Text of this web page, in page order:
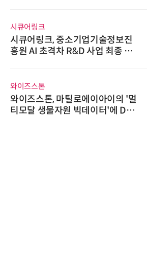
시큐어링크
시큐어링크, 중소기업기술정보진
흥원 AI 초격차 R&D 사업 최종 선
와이즈스톤
와이즈스톤, 마틸로에이아이의 '멀
티모달 생물자원 빅데이터'에 DQ